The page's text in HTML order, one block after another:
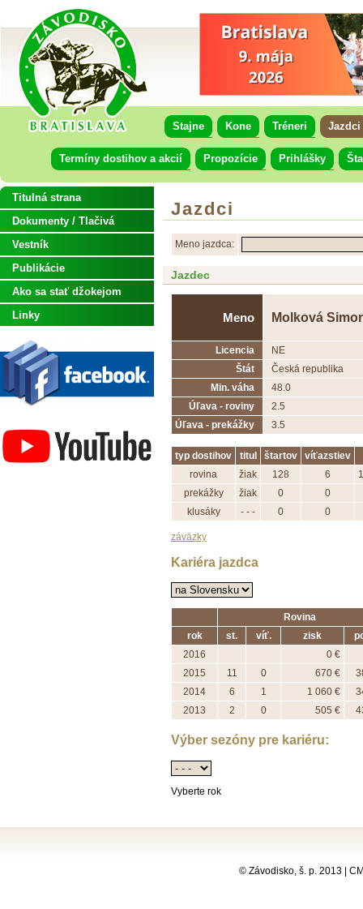
Stajne Kone Tréneri Jazdci
Termíny dostihov a akcií Propozície Prihlášky
Jazdci
Meno jazdca:
Jazdec
Meno Molková
Licencia
NE
Štát
Česká republika
Min. váha
48.0
Úľava - roviny
2.5
Úľava - prekážky
3.5
typ dostihov titul štartov
víťazstiev
rovina
žiak 128 6
prekážky
žiak 0
0
klusáky
- - - 0 0
záväzky
Kariéra jazdca
Rovina
rok
st. víť. zisk
2016
0 €
2015
11 0 670 €
2014
6 1 1 060 €
2013
2 0 505 €
Výber sezóny pre kariéru:
Vyberte rok
Titulná strana
Dokumenty / Tlačivá
Vestník
Publikácie
Ako sa stať džokejom
Linky
© Závodisko, š. p. 2013 |